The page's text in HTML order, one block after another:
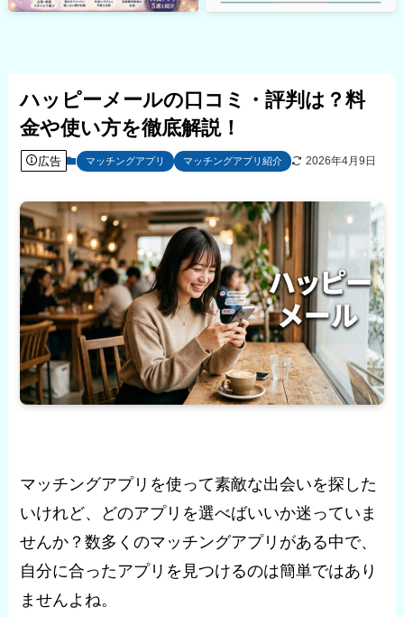
ハッピーメールの口コミ・評判は？料
金や使い方を徹底解説！
広告 マッチングアプリ マッチングアプリ紹介 2026年4月9日
マッチングアプリを使って素敵な出会いを探した
いけれど、どのアプリを選べばいいか迷っていま
せんか？数多くのマッチングアプリがある中で、
自分に合ったアプリを見つけるのは簡単ではあり
ませんよね。